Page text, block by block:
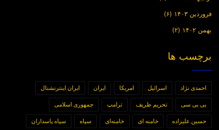
فروردین ۱۴۰۳ (۶)
بهمن ۱۴۰۲ (۲)
برچسب ها
احمدی نژاد اسرائیل امریکا ایران ایران اینترنشنال
بی بی سی تحریم ظریف ترامپ جمهوری اسلامی
حسین علیزاده خامنه ای خامنه‌ای سپاه سپاه پاسداران